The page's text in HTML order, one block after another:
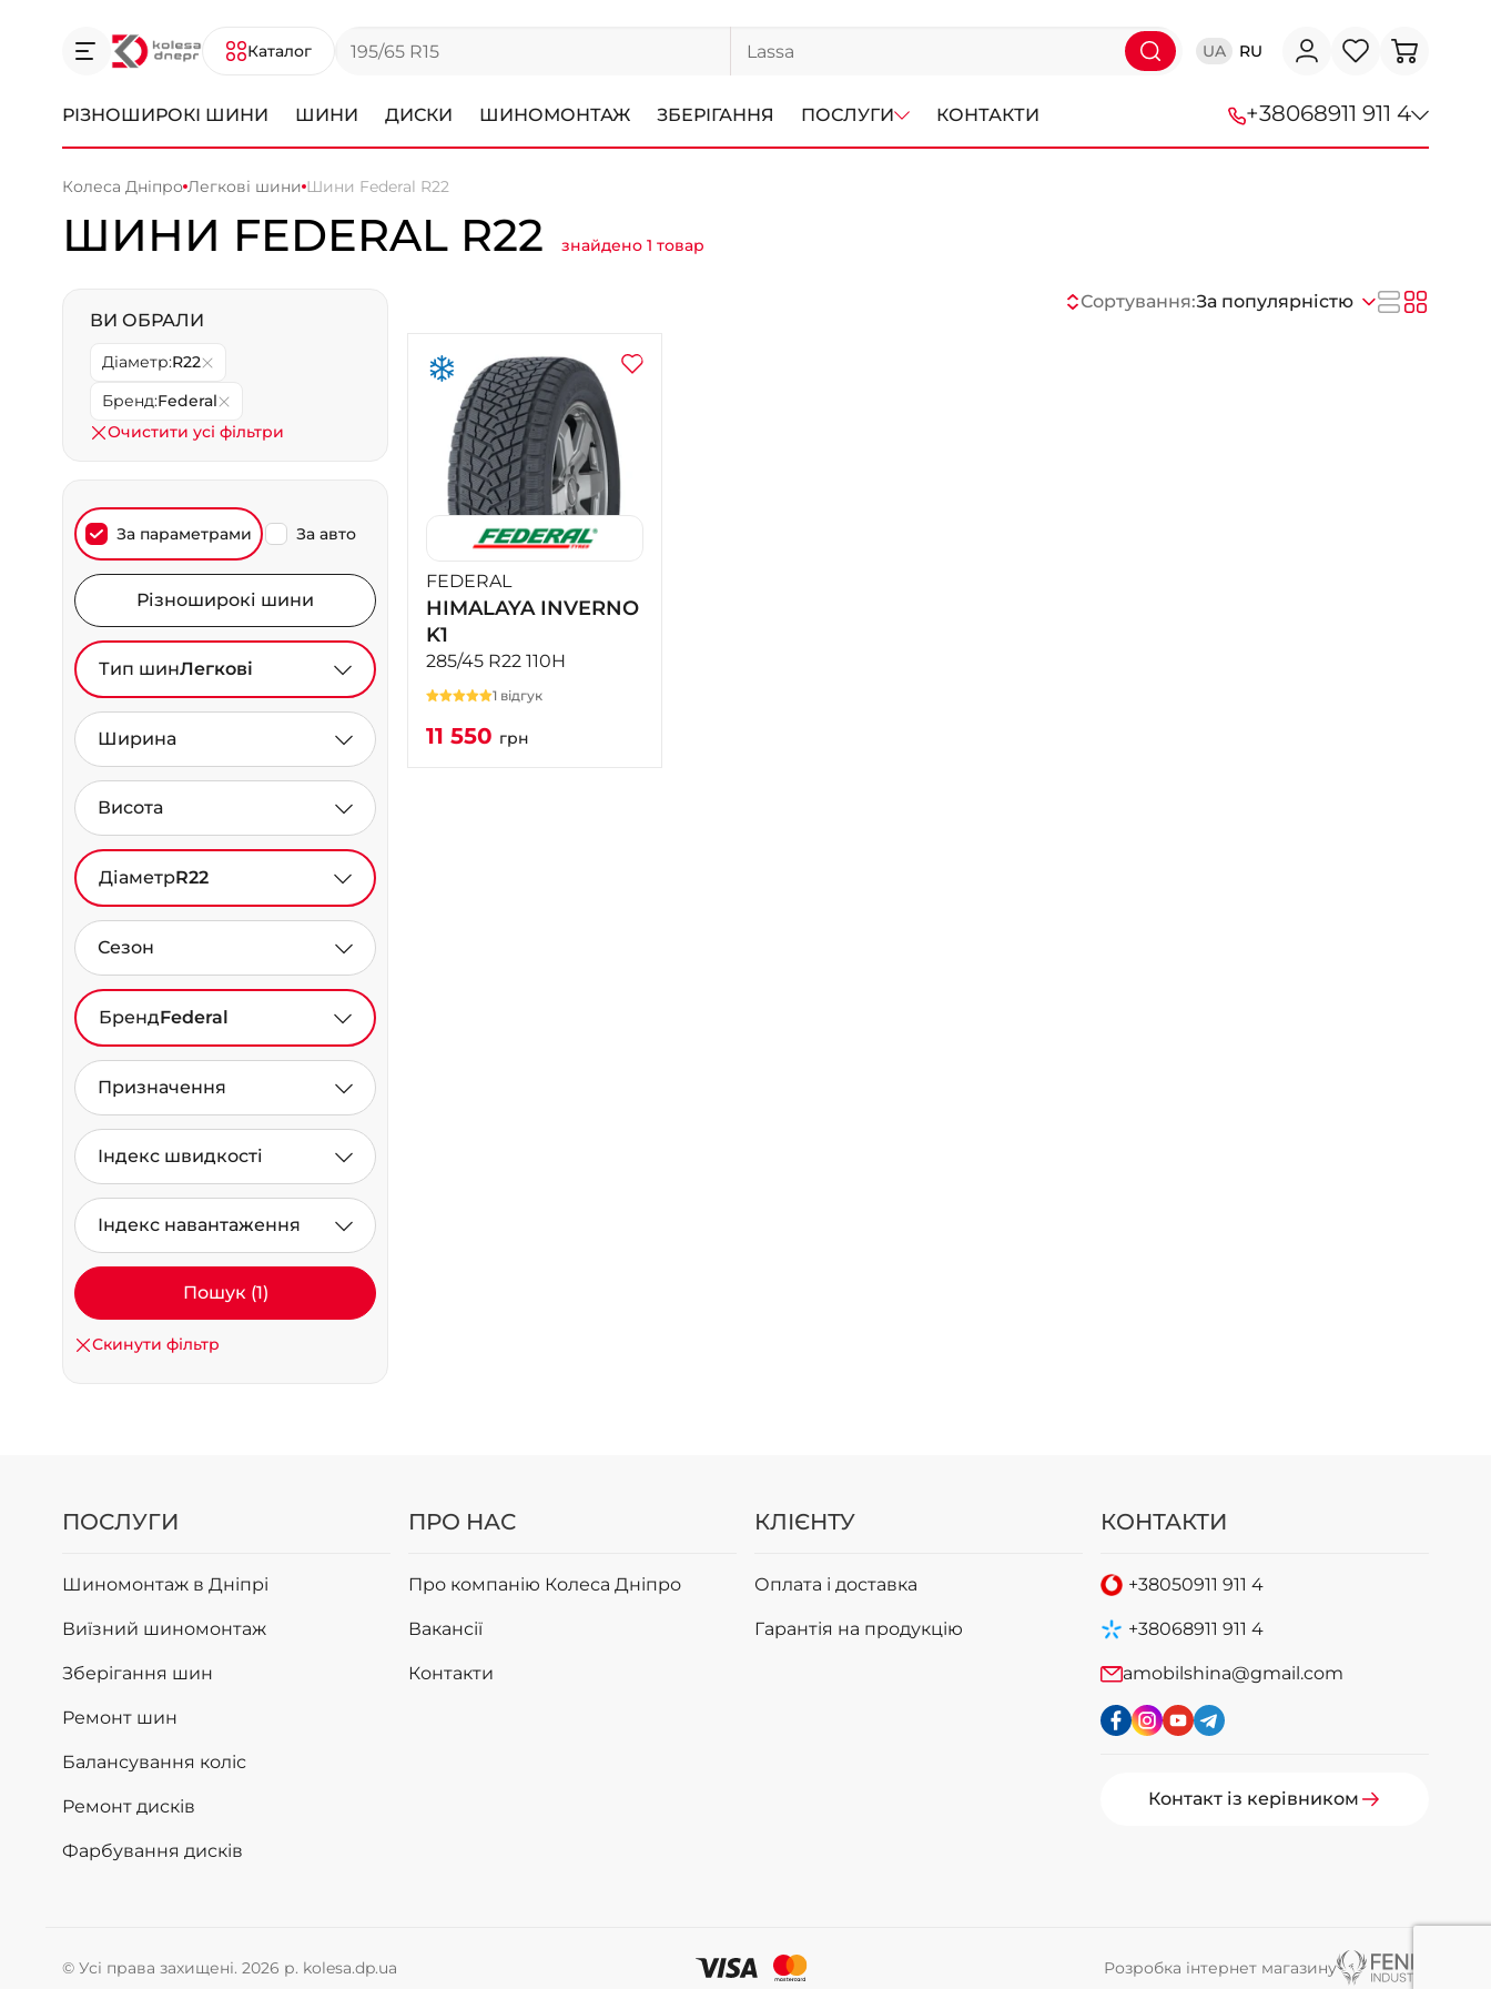
Каталог UA RU
РІЗНОШИРОКІ ШИНИ ШИНИ ДИСКИ ШИНОМОНТАЖ ЗБЕРІГАННЯ ПОСЛУГИ КОНТАКТИ +38068911 911 4
+38 (095) 276-44-44
Колеса Дніпро Легкові шини Шини Federal R22
ШИНИ FEDERAL R22 знайдено 1 товар
ВИ ОБРАЛИ
Діаметр:R22
Бренд:Federal
Очистити усі фільтри
За параметрами За авто
Різноширокі шини
Тип шинЛегкові
Ширина
Висота
ДіаметрR22
Сезон
БрендFederal
Призначення
Індекс швидкості
Індекс навантаження
Пошук (1)
Скинути фільтр
Сортування:За популярністю
FEDERAL
HIMALAYA INVERNO
K1
285/45 R22 110H
1 відгук
11 550 грн
ПОСЛУГИ
Шиномонтаж в Дніпрі
Виїзний шиномонтаж
Зберігання шин
Ремонт шин
Балансування коліс
Ремонт дисків
Фарбування дисків
ПРО НАС
Про компанію Колеса Дніпро
Вакансії
Контакти
КЛІЄНТУ
Оплата і доставка
Гарантія на продукцію
КОНТАКТИ
+38050911 911 4
+38068911 911 4
amobilshina@gmail.com
Контакт із керівником
© Усі права захищені. 2026 р. kolesa.dp.ua Розробка інтернет магазину